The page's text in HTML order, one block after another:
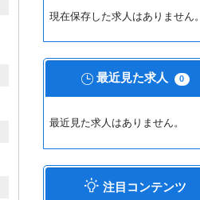
現在保存した求人はありません。
最近見た求人 0
最近見た求人はありません。
注目コンテンツ